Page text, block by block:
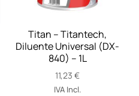
Titan – Titantech,
Diluente Universal (DX-
840) – 1L
11,23€
IVA Incl.